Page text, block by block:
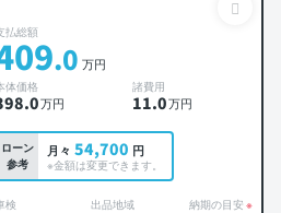
払総額
.0 万円
体価格
.0万円
諸費用
11.0万円
ローン
参考
月々 54,700 円
※金額は変更できます。
検 出品地域 納期の目安 ※